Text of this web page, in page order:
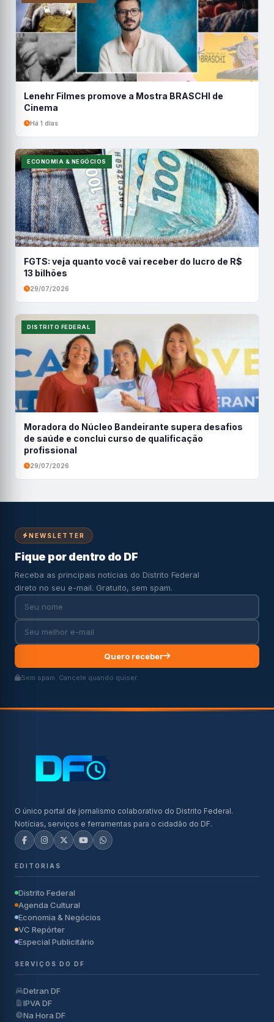
Lenehr Filmes promove a Mostra BRASCHI de
Cinema
Há 1 dias
ECONOMIA & NEGÓCIOS
FGTS: veja quanto você vai receber do lucro de R$
13 bilhões
29/07/2026
DISTRITO FEDERAL
Moradora do Núcleo Bandeirante supera desafios
de saúde e conclui curso de qualificação
profissional
29/07/2026
NEWSLETTER
Fique por dentro do DF
Receba as principais notícias do Distrito Federal
direto no seu e-mail. Gratuito, sem spam.
Quero receber
Sem spam. Cancele quando quiser.
O único portal de jornalismo colaborativo do Distrito Federal.
Notícias, serviços e ferramentas para o cidadão do DF.
EDITORIAS
Distrito Federal
Agenda Cultural
Economia & Negócios
VC Repórter
Especial Publicitário
SERVIÇOS DO DF
Detran DF
IPVA DF
Na Hora DF